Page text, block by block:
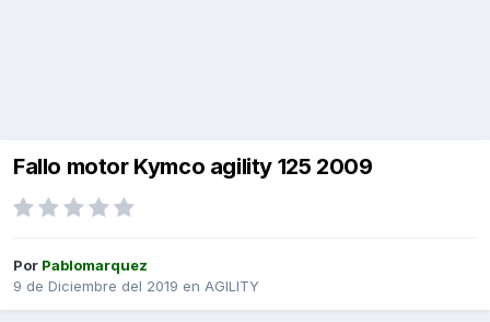
Fallo motor Kymco agility 125 2009
Por Pablomarquez
9 de Diciembre del 2019 en AGILITY